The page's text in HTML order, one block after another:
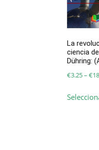
La
ciencia
Dühring:
€3.25– €